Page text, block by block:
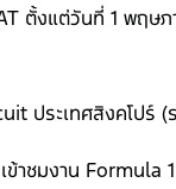
ตั้งแต่วันที่ 1 พฤษ
ระเทศสิงคโปร์ (
าชมงาน